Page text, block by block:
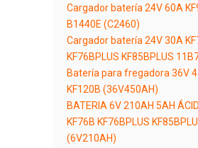
Cargador batería 24V 60A
B1440E (C2460)
Cargador batería 24V 30A
KF76BPLUS KF85BPLUS
Batería para fregadora 36V
KF120B (36V450AH)
BATERIA 6V 210AH 5AH
KF76B KF76BPLUS
(6V210AH)